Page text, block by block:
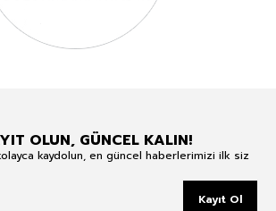
OLUN, GÜNCEL KALIN!
kaydolun, en güncel haberlerimizi ilk siz
Kayıt Ol